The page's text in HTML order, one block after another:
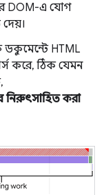
DOM-এ যোগ
HTML
করে, ঠিক যেমন
নিরুৎসাহিত করা